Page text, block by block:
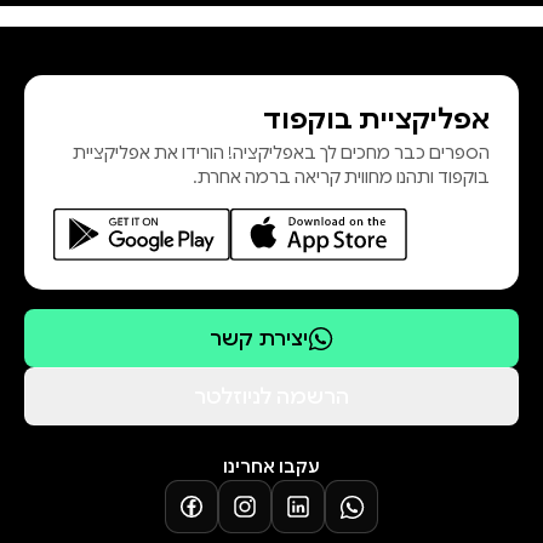
בעיירה מרסי פוגשת את מפקד
המשטרה המקומית – טרומן דאלי,
שדודו היה הקורבן האחרון של ״איש
המערות״. טרומן מצליח לראות מבעד
למסיכה את הצלקות שהיא מנסה
נואשות להסתיר, אך מרסי יודעת שאם
לחצי כאן להורדת פרקים ראשונים!
אפליקציית בוקפוד
הספרים כבר מחכים לך באפליקציה! הורידו את אפליקציית
בוקפוד ותהנו מחווית קריאה ברמה אחרת.
יצירת קשר
עקבו אחרינו